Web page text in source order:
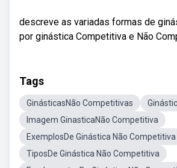
descreve as variadas formas de
por ginástica Competitiva e Não
Tags
GinásticasNão Competitivas
Imagem GinasticaNão Competitiva
ExemplosDe Ginástica Não Competitiva
TiposDe Ginástica Não Competitiva